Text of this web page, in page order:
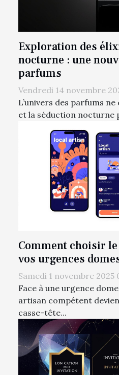
Exploration des
nocturne : une
parfums
Vendredi 14 novembre
L’univers des parfums
et la séduction nocturne
Comment choisir
vos urgences
Samedi 1 novembre 2025
Face à une urgence
artisan compétent
casse-tête...